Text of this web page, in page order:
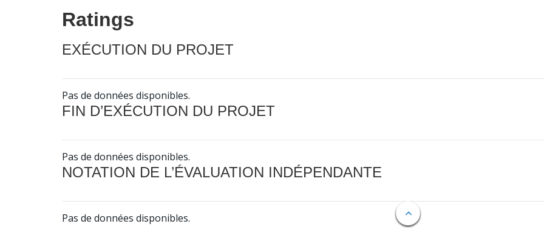
Ratings
EXÉCUTION DU PROJET
Pas de données disponibles.
FIN D’EXÉCUTION DU PROJET
Pas de données disponibles.
NOTATION DE L’ÉVALUATION INDÉPENDANTE
Pas de données disponibles.